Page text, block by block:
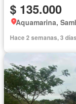
$ 135.000
Aquamarina,
Hace 2 semanas, 3